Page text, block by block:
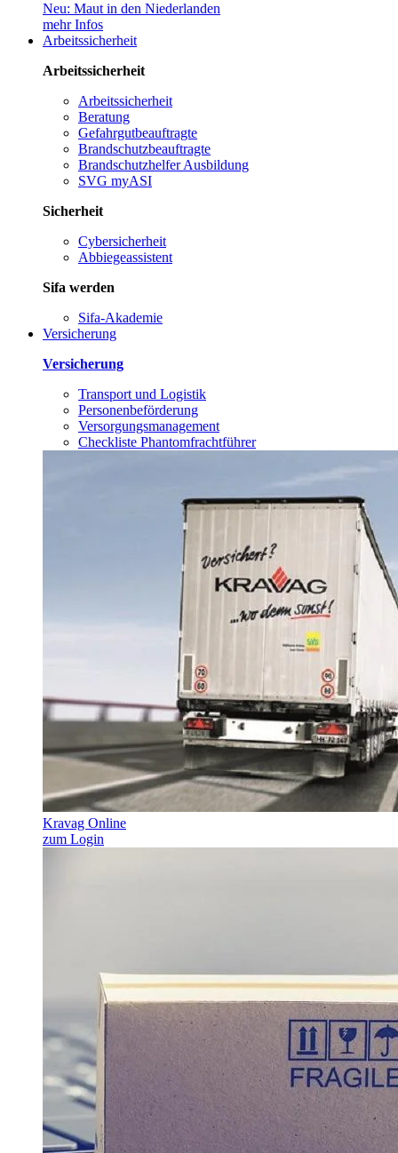
Neu: Maut in den Niederlanden
mehr Infos
Arbeitssicherheit
Arbeitssicherheit
Arbeitssicherheit
Beratung
Gefahrgutbeauftragte
Brandschutzbeauftragte
Brandschutzhelfer Ausbildung
SVG myASI
Sicherheit
Cybersicherheit
Abbiegeassistent
Sifa werden
Sifa-Akademie
Versicherung
Versicherung
Transport und Logistik
Personenbeförderung
Versorgungsmanagement
Checkliste Phantomfrachtführer
Kravag Online
zum Login